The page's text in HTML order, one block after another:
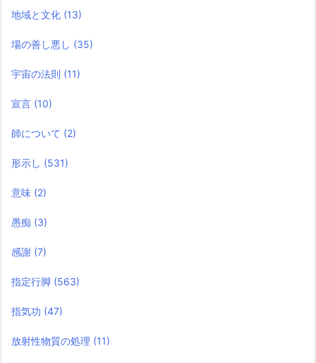
地域と文化 (13)
場の善し悪し (35)
宇宙の法則 (11)
宣言 (10)
師について (2)
形示し (531)
意味 (2)
愚痴 (3)
感謝 (7)
指定行脚 (563)
指気功 (47)
放射性物質の処理 (11)